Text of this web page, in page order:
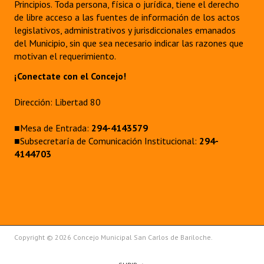
Huéspedes de Honor - Registro
Antiguos Pobladores - Registro
Reconocimientos - Registro
Bariloche, Municipio intercultural
Entrega de distinciones
REFORMA DE LA CARTA ORGÁNICA
Principios. Toda persona, física o jurídica, tiene el derecho
de libre acceso a las fuentes de información de los actos
legislativos, administrativos y jurisdiccionales emanados
del Municipio, sin que sea necesario indicar las razones que
motivan el requerimiento.
¡Conectate con el Concejo!
Dirección: Libertad 80
■Mesa de Entrada: 294-4143579
■Subsecretaría de Comunicación Institucional: 294-
4144703
Copyright © 2026 Concejo Municipal San Carlos de Bariloche.